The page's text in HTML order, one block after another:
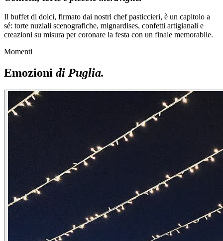
Il buffet di dolci, firmato dai nostri chef pasticcieri, è un capitolo a
sé: torte nuziali scenografiche, mignardises, confetti artigianali e
creazioni su misura per coronare la festa con un finale memorabile.
Momenti
Emozioni di Puglia.